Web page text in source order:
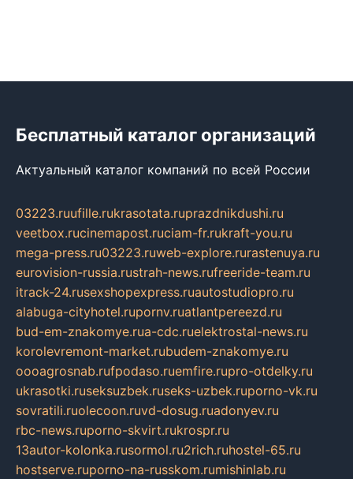
Бесплатный каталог организаций
Актуальный каталог компаний по всей России
03223.ruufille.rukrasotata.ruprazdnikdushi.ru
veetbox.rucinemapost.ruciam-fr.rukraft-you.ru
mega-press.ru03223.ruweb-explore.rurastenuya.ru
eurovision-russia.rustrah-news.rufreeride-team.ru
itrack-24.rusexshopexpress.ruautostudiopro.ru
alabuga-cityhotel.rupornv.ruatlantpereezd.ru
bud-em-znakomye.rua-cdc.ruelektrostal-news.ru
korolevremont-market.rubudem-znakomye.ru
oooagrosnab.rufpodaso.ruemfire.rupro-otdelky.ru
ukrasotki.ruseksuzbek.ruseks-uzbek.ruporno-vk.ru
sovratili.ruolecoon.ruvd-dosug.ruadonyev.ru
rbc-news.ruporno-skvirt.rukrospr.ru
13autor-kolonka.rusormol.ru2rich.ruhostel-65.ru
hostserve.ruporno-na-russkom.rumishinlab.ru